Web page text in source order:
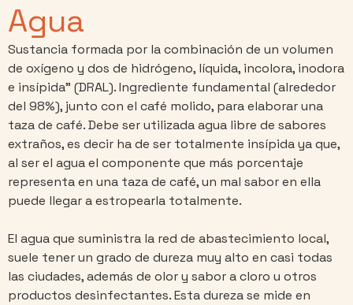
Agua
Sustancia formada por la combinación de un volumen
de oxígeno y dos de hidrógeno, líquida, incolora, inodora
e insípida” (DRAL). Ingrediente fundamental (alrededor
del 98%), junto con el café molido, para elaborar una
taza de café. Debe ser utilizada agua libre de sabores
extraños, es decir ha de ser totalmente insípida ya que,
al ser el agua el componente que más porcentaje
representa en una taza de café, un mal sabor en ella
puede llegar a estropearla totalmente.
El agua que suministra la red de abastecimiento local,
suele tener un grado de dureza muy alto en casi todas
las ciudades, además de olor y sabor a cloro u otros
productos desinfectantes. Esta dureza se mide en